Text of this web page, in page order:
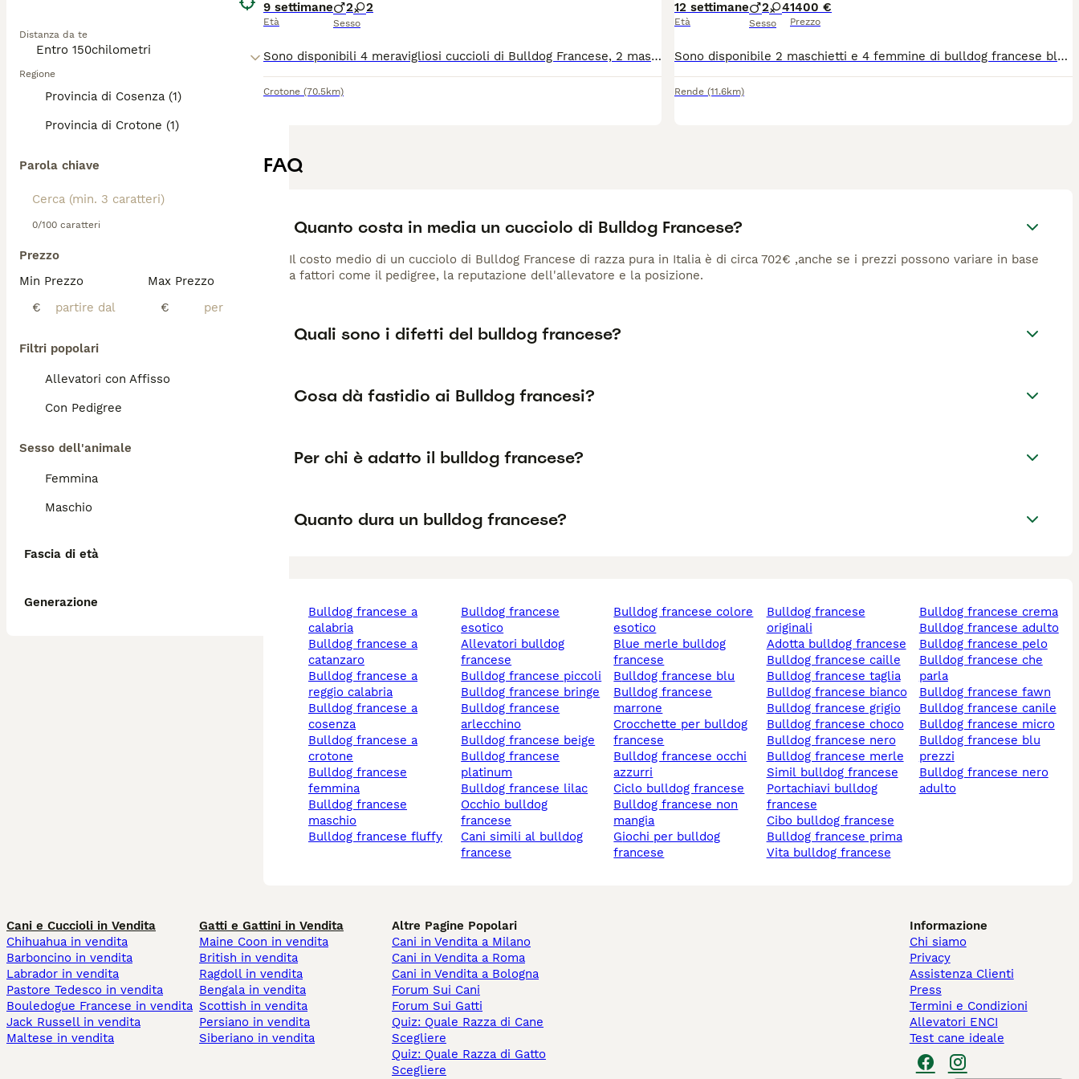
Distanza da te
Regione
Provincia di Cosenza (1)
Provincia di Crotone (1)
Parola chiave
0/100 caratteri
Prezzo
Min Prezzo
€
Max Prezzo
€
Filtri popolari
Allevatori con Affisso
Con Pedigree
Sesso dell'animale
Femmina
Maschio
Fascia di età
Generazione
9 settimane
Età
2 2
Sesso
Sono disponibili 4 meravigliosi cuccioli di Bulldog Francese, 2 maschi e 2 femmine, allevati con amore all'interno della nostra famiglia. Fin dai primi giorni di vita crescono in casa, in un ambiente tranquillo, pulito, ricevendo ogni giorno attenzioni, cure e tanto contatto umano. ? La mamma è visibile presso la mia abitazione e vive insieme ai cuccioli. Il papà è stato accuratamente selezionato ed è possibile visionare foto e informazioni su richiesta. I cuccioli saranno affidati solo al raggiungimento dell'età prevista dalla legge, per garantire il corretto sviluppo fisico e comportamentale. Per maggiori informazioni, foto, video o per conoscere la disponibilità dei singoli cuccioli, non esitate a contattarmi.
Crotone (70.5km)
12 settimane
Età
2 4
Sesso
1400 €
Prezzo
Sono disponibile 2 maschietti e 4 femmine di bulldog francese blu e blu/tan. Saranno disponibili già come previsto legalmente a 60gg o 90gg con tutte le vaccinazioni e antirabbica.
Rende (11.6km)
FAQ
Quanto costa in media un cucciolo di Bulldog Francese?
Il costo medio di un cucciolo di Bulldog Francese di razza pura in Italia è di circa 702€ ,anche se i prezzi possono variare in base
a fattori come il pedigree, la reputazione dell'allevatore e la posizione.
Quali sono i difetti del bulldog francese?
Cosa dà fastidio ai Bulldog francesi?
Per chi è adatto il bulldog francese?
Quanto dura un bulldog francese?
bulldog francese a
calabria
bulldog francese a
catanzaro
bulldog francese a
reggio calabria
bulldog francese a
cosenza
bulldog francese a
crotone
bulldog francese
femmina
bulldog francese
maschio
bulldog francese fluffy
bulldog francese
esotico
allevatori bulldog
francese
bulldog francese piccoli
bulldog francese bringe
bulldog francese
arlecchino
bulldog francese beige
bulldog francese
platinum
bulldog francese lilac
occhio bulldog
francese
cani simili al bulldog
francese
bulldog francese colore
esotico
blue merle bulldog
francese
bulldog francese blu
bulldog francese
marrone
crocchette per bulldog
francese
bulldog francese occhi
azzurri
ciclo bulldog francese
bulldog francese non
mangia
giochi per bulldog
francese
bulldog francese
originali
adotta bulldog francese
bulldog francese caille
bulldog francese taglia
bulldog francese bianco
bulldog francese grigio
bulldog francese choco
bulldog francese nero
bulldog francese merle
simil bulldog francese
portachiavi bulldog
francese
cibo bulldog francese
bulldog francese prima
vita bulldog francese
bulldog francese crema
bulldog francese adulto
bulldog francese pelo
bulldog francese che
parla
bulldog francese fawn
bulldog francese canile
bulldog francese micro
bulldog francese blu
prezzi
bulldog francese nero
adulto
Cani e Cuccioli in Vendita
Chihuahua in vendita
Barboncino in vendita
Labrador in vendita
Pastore Tedesco in vendita
Bouledogue Francese in vendita
Jack Russell in vendita
Maltese in vendita
Gatti e Gattini in Vendita
Maine Coon in vendita
British in vendita
Ragdoll in vendita
Bengala in vendita
Scottish in vendita
Persiano in vendita
Siberiano in vendita
Altre Pagine Popolari
Cani in Vendita a Milano
Cani in Vendita a Roma
Cani in Vendita a Bologna
Forum Sui Cani
Forum Sui Gatti
Quiz: Quale Razza di Cane
Scegliere
Quiz: Quale Razza di Gatto
Scegliere
Informazione
Chi siamo
Privacy
Assistenza Clienti
Press
Termini e Condizioni
Allevatori ENCI
Test cane ideale